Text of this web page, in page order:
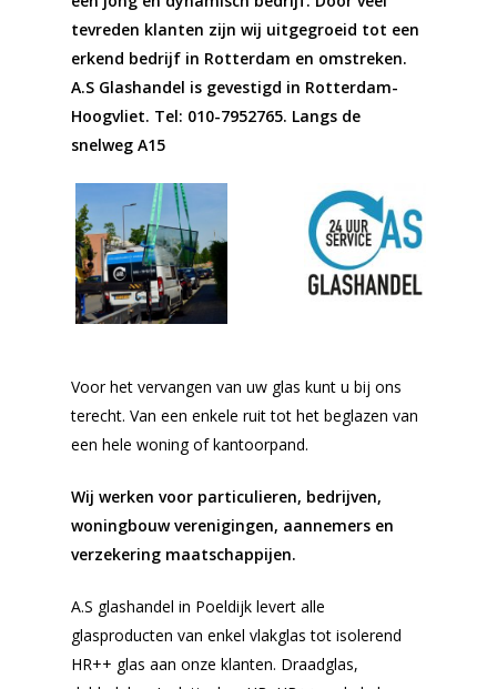
tevreden klanten zijn wij uitgegroeid tot een
erkend bedrijf in Rotterdam en omstreken.
A.S Glashandel is gevestigd in Rotterdam-
Hoogvliet. Tel: 010-7952765. Langs de
snelweg A15
Voor het vervangen van uw glas kunt u bij ons
terecht. Van een enkele ruit tot het beglazen van
een hele woning of kantoorpand.
Wij werken voor particulieren, bedrijven,
woningbouw verenigingen, aannemers en
verzekering maatschappijen.
A.S glashandel in Poeldijk levert alle
glasproducten van enkel vlakglas tot isolerend
HR++ glas aan onze klanten. Draadglas,